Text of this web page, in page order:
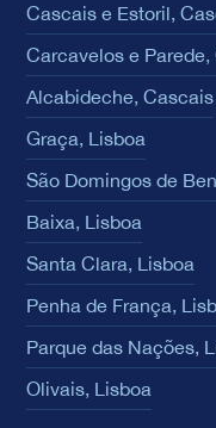
Cascais e Estoril,
Carcavelos e
Alcabideche, Cascais
Graça, Lisboa
São Domingos de
Baixa, Lisboa
Santa Clara, Lisboa
Penha de França,
Parque das Nações,
Olivais, Lisboa